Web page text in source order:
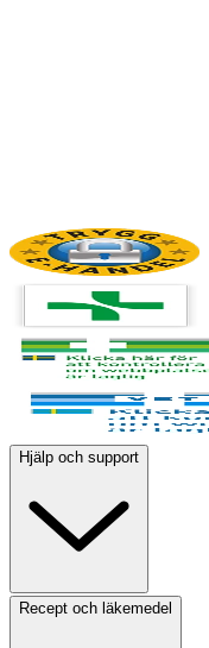
Hjälp och support
Recept och läkemedel